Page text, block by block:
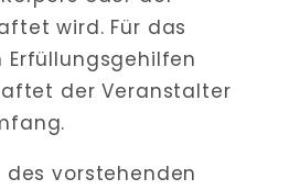
wird. Für das
Erfüllungsgehilfen
der Veranstalter
des vorstehenden